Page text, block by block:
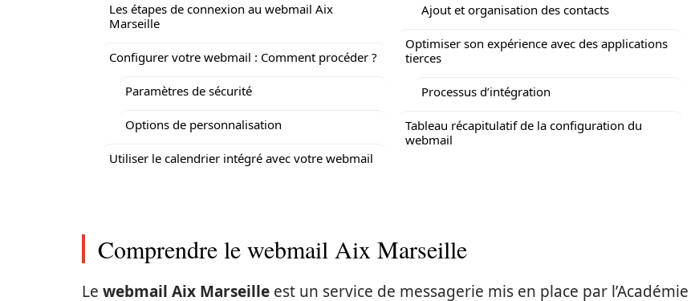
Les étapes de connexion au webmail Aix
Marseille
Configurer votre webmail : Comment procéder ?
Paramètres de sécurité
Options de personnalisation
Utiliser le calendrier intégré avec votre webmail
Ajout et organisation des contacts
Optimiser son expérience avec des applications
tierces
Processus d’intégration
Tableau récapitulatif de la configuration du
webmail
Comprendre le webmail Aix Marseille
Le webmail Aix Marseille est un service de messagerie mis en place par l’Académie